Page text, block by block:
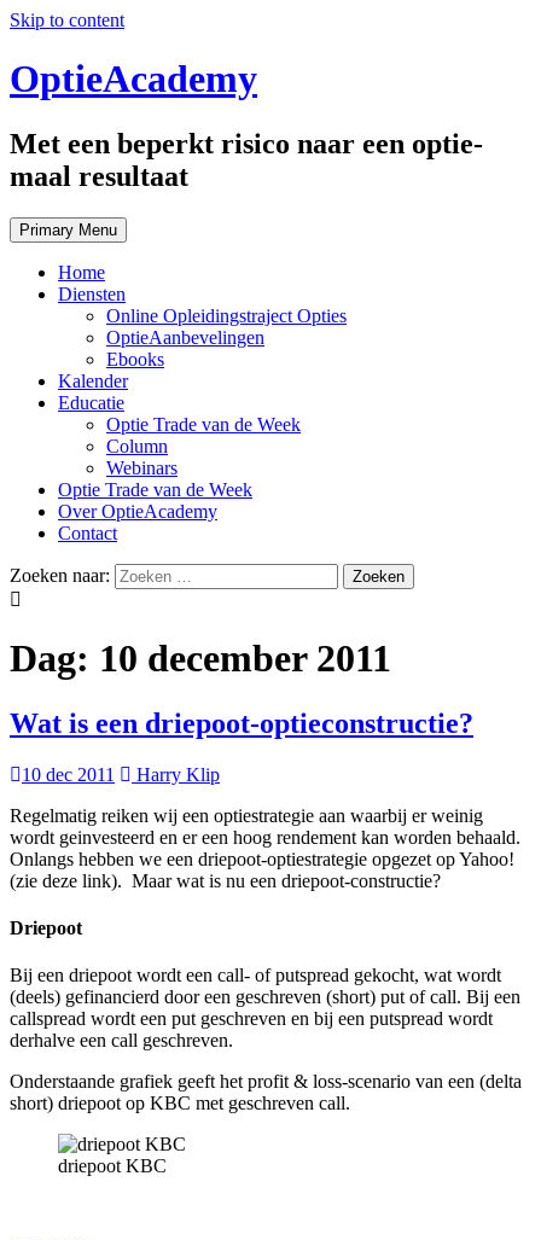
Skip to content
OptieAcademy
Met een beperkt risico naar een optie-
maal resultaat
Primary Menu
Home
Diensten
Online Opleidingstraject Opties
OptieAanbevelingen
Ebooks
Kalender
Educatie
Optie Trade van de Week
Column
Webinars
Optie Trade van de Week
Over OptieAcademy
Contact
Zoeken naar:
Dag: 10 december 2011
Wat is een driepoot-optieconstructie?
10 dec 2011
Harry Klip
Regelmatig reiken wij een optiestrategie aan waarbij er weinig
wordt geinvesteerd en er een hoog rendement kan worden behaald.
Onlangs hebben we een driepoot-optiestrategie opgezet op Yahoo!
(zie deze link). Maar wat is nu een driepoot-constructie?
Driepoot
Bij een driepoot wordt een call- of putspread gekocht, wat wordt
(deels) gefinancierd door een geschreven (short) put of call. Bij een
callspread wordt een put geschreven en bij een putspread wordt
derhalve een call geschreven.
Onderstaande grafiek geeft het profit & loss-scenario van een (delta
short) driepoot op KBC met geschreven call.
driepoot KBC